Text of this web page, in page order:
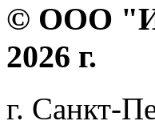
© ООО
2026 г.
г. Санкт-